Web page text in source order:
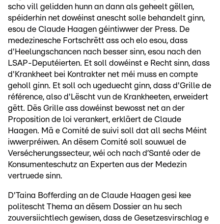
scho vill gelidden hunn an dann als geheelt gëllen,
spéiderhin net dowéinst anescht solle behandelt ginn,
esou de Claude Haagen géintiwwer der Press. De
medezinesche Fortschrëtt ass och elo esou, dass
d'Heelungschancen nach besser sinn, esou nach den
LSAP-Deputéierten. Et soll dowéinst e Recht sinn, dass
d'Krankheet bei Kontrakter net méi muss en compte
geholl ginn. Et soll och ugeduecht ginn, dass d'Grille de
référence, also d'Lëscht vun de Krankheeten, erweidert
gëtt. Dës Grille ass dowéinst bewosst net an der
Proposition de loi verankert, erkläert de Claude
Haagen. Mä e Comité de suivi soll dat all sechs Méint
iwwerpréiwen. An dësem Comité soll souwuel de
Versécherungssecteur, wéi och nach d’Santé oder de
Konsumenteschutz an Experten aus der Medezin
vertruede sinn.
D'Taina Bofferding an de Claude Haagen gesi kee
politescht Thema an dësem Dossier an hu sech
zouversiichtlech gewisen, dass de Gesetzesvirschlag e